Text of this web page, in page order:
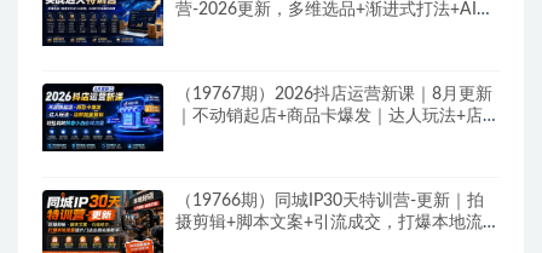
营-2026更新，多维选品+渐进式打法+AI应
（19767期）2026抖店运营新课｜8月更新
｜不动销起店+商品卡爆发｜达人玩法+店群
（19766期）同城IP30天特训营-更新｜拍
摄剪辑+脚本文案+引流成交，打爆本地流量